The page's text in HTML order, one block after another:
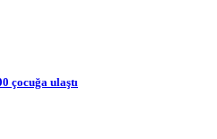
çocuğa ulaştı